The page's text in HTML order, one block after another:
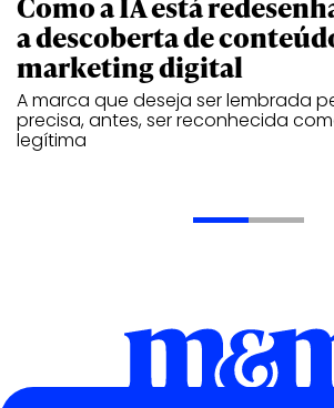
a descoberta de
marketing digital
A marca que deseja ser lembrada
precisa, antes, ser reconhecida
legítima